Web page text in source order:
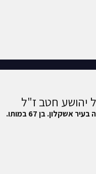
יהושע חטב ז"ל
אשקלון. בן 67 במותו.